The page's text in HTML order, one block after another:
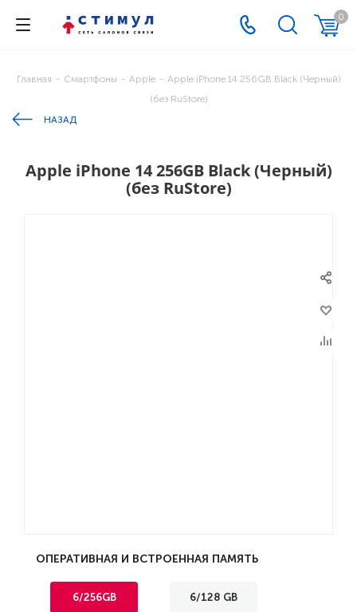
0
Главная - Смартфоны - Apple - Apple iPhone 14 256GB Black (Черный)
(без RuStore)
НАЗАД
Apple iPhone 14 256GB Black (Черный)
(без RuStore)
ОПЕРАТИВНАЯ И ВСТРОЕННАЯ ПАМЯТЬ
6/256GB 6/128 GB